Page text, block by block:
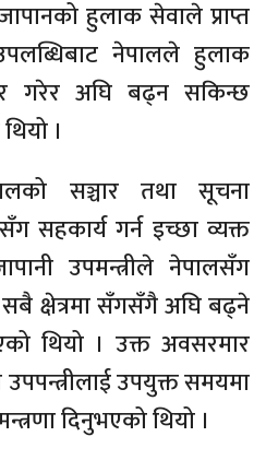
हुलाक सेवाले प्राप्त
नेपालले हुलाक
गरेर अघि बढ्न सकिन्छ
।
सञ्चार तथा सूचना
सहकार्य गर्न इच्छा व्यक्त
उपमन्त्रीले नेपालसँग
क्षेत्रमा सँगसँगै अघि बढ्ने
थियो । उक्त अवसरमार
उपपन्त्रीलाई उपयुक्त समयमा
दिनुभएको थियो ।